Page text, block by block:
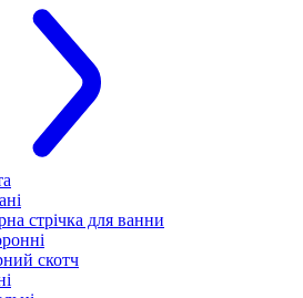
стрічка для ванни
скотч